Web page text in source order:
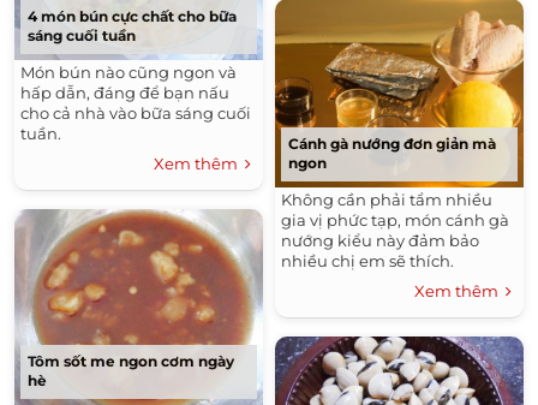
4 món bún cực chất cho bữa
sáng cuối tuần
Món bún nào cũng ngon và
hấp dẫn, đáng để bạn nấu
cho cả nhà vào bữa sáng cuối
tuần.
Xem thêm
Tôm sốt me ngon cơm ngày
hè
Cánh gà nướng đơn giản mà
ngon
Không cần phải tẩm nhiều
gia vị phức tạp, món cánh gà
nướng kiểu này đảm bảo
nhiều chị em sẽ thích.
Xem thêm